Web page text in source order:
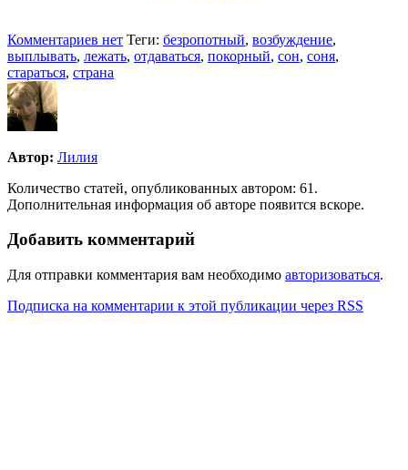
Комментариев нет Теги: безропотный, возбуждение,
выплывать, лежать, отдаваться, покорный, сон, соня,
стараться, страна
Автор: Лилия
Количество статей, опубликованных автором: 61.
Дополнительная информация об авторе появится вскоре.
Добавить комментарий
Для отправки комментария вам необходимо авторизоваться.
Подписка на комментарии к этой публикации через RSS